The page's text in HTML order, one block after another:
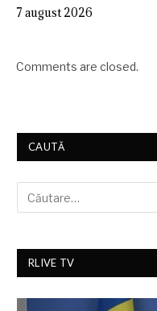
7 august 2026
Comments are closed.
CAUTĂ
RLIVE TV